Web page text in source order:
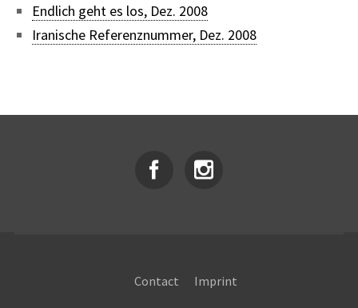
Endlich geht es los, Dez. 2008
Iranische Referenznummer, Dez. 2008
Contact Imprint